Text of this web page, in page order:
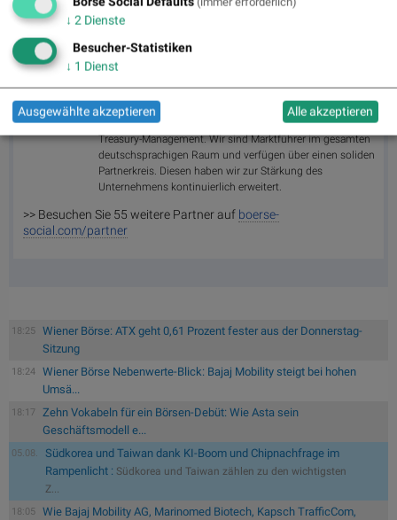
Random Partner
Schwabe, Ley & Greiner (SLG)
Das Unternehmen SLG wurde 1988 gegründet und ist
spezialisiert auf die Beratung im Bereich Finanz- und
Treasury-Management. Wir sind Marktführer im gesamten
deutschsprachigen Raum und verfügen über einen soliden
Partnerkreis. Diesen haben wir zur Stärkung des
Unternehmens kontinuierlich erweitert.
>> Besuchen Sie 55 weitere Partner auf boerse-
social.com/partner
18:25
Wiener Börse: ATX geht 0,61 Prozent fester aus der Donnerstag-
Sitzung
18:24
Wiener Börse Nebenwerte-Blick: Bajaj Mobility steigt bei hohen
Umsä...
18:17
Zehn Vokabeln für ein Börsen-Debüt: Wie Asta sein
Geschäftsmodell e...
05.08.
Südkorea und Taiwan dank KI-Boom und Chipnachfrage im
Rampenlicht : Südkorea und Taiwan zählen zu den wichtigsten
Z...
18:05
Wie Bajaj Mobility AG, Marinomed Biotech, Kapsch TrafficCom,
↓ 2 Dienste
Besucher-Statistiken
↓ 1 Dienst
Ausgewählte akzeptieren Alle akzeptieren